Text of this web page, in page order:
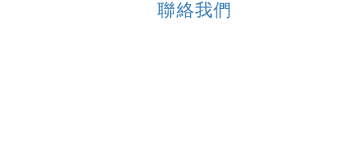
聯絡我們